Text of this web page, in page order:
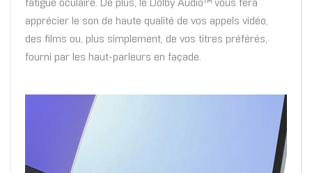
fatigue oculaire. De plus, le Dolby Audio™ vous fera
apprécier le son de haute qualité de vos appels vidéo,
des films ou, plus simplement, de vos titres préférés,
fourni par les haut-parleurs en façade.